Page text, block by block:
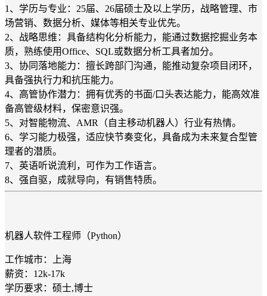
1、学历与专业：25届、26届硕士及以上学历，战略管理、市
场营销、数据分析、媒体等相关专业优先。
2、战略思维：具备结构化分析能力，能通过数据挖掘业务本
质，熟练使用Office、SQL或数据分析工具者加分。
3、协同落地能力：擅长跨部门沟通，能推动复杂项目闭环，
具备强执行力和抗压能力。
4、高管协作潜力：拥有优秀的书面/口头表达能力，能高效准
备高管级材料，保密意识强。
5、对智能物流、AMR（自主移动机器人）行业有热情。
6、学习能力极强，适应快节奏变化，具备成为未来复合型管
理者的潜质。
7、英语听说流利，可作为工作语言。
8、强自驱，成就导向，有销售特质。
机器人软件工程师（Python）
工作城市：上海
薪资：12k-17k
学历要求：硕士,博士